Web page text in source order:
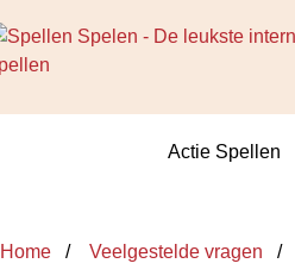
Actie Spellen
Home Veelgestelde vragen